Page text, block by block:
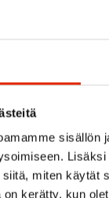
sisällön
miten käytät
kerätty, kun